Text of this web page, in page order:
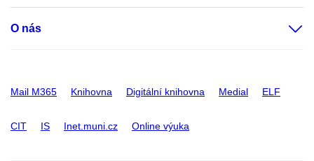
O nás
Mail M365 Knihovna Digitální knihovna Medial ELF
CIT IS Inet.muni.cz Online výuka